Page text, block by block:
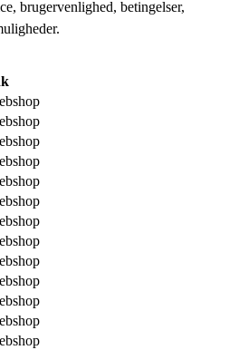
brugervenlighed, betingelser,